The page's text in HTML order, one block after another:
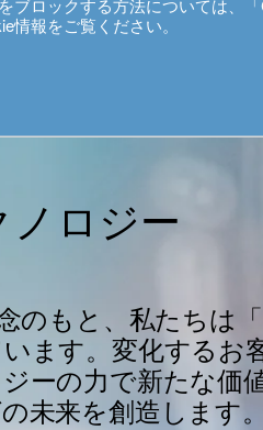
情報をご覧ください。
ロジー
のもと、私たちは
ます。変化するお
ーの力で新たな価
未来を創造します。